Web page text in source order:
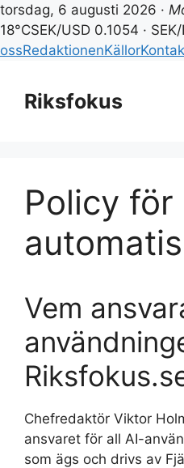
torsdag, 6 augusti 2026 ·
18°CSEK/USD 0.1054 ·
ossRedaktionenKällor
innehållRiksfokus
Policy för
Vem
Chefredaktör Viktor
ansvaret för all AI-
som ägs och drivs av